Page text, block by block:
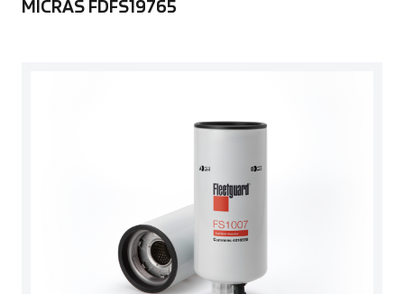
MICRAS FDFS19765